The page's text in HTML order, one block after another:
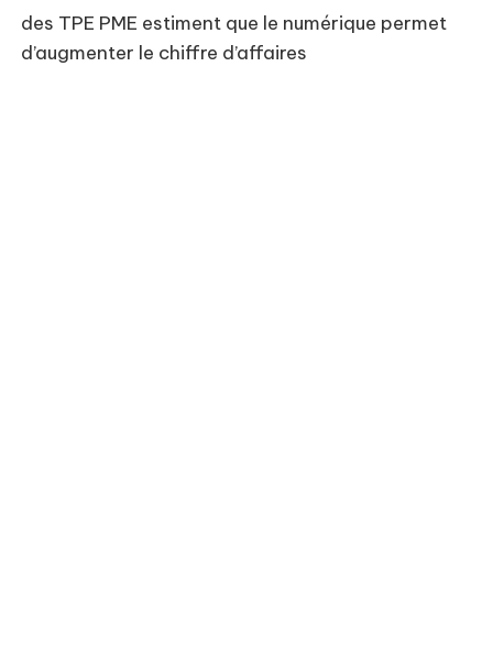
des TPE PME estiment que le numérique permet
d’augmenter le chiffre d’affaires